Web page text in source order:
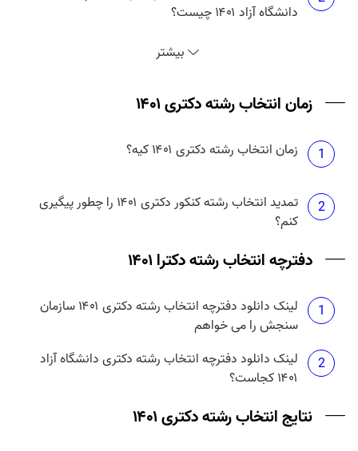
دانشگاه آزاد ۱۴۰۱ چیست؟
انتخاب رشته دکتری آزاد ۱۴۰۱ چه زمانی است؟
حداکثر تعداد انتخاب رشته دکتری آزاد ۱۴۰۱ چند تا است؟
5
بیشتر
زمان انتخاب رشته دکتری ۱۴۰۱
1 زمان انتخاب رشته دکتری ۱۴۰۱ کیه؟
2
تمدید انتخاب رشته کنکور دکتری ۱۴۰۱ را چطور پیگیری
کنم؟
دفترچه انتخاب رشته دکترا ۱۴۰۱
1
لینک دانلود دفترچه انتخاب رشته دکتری ۱۴۰۱ سازمان
سنجش را می خواهم
2
لینک دانلود دفترچه انتخاب رشته دکتری دانشگاه آزاد
۱۴۰۱ کجاست؟
نتایج انتخاب رشته دکتری ۱۴۰۱